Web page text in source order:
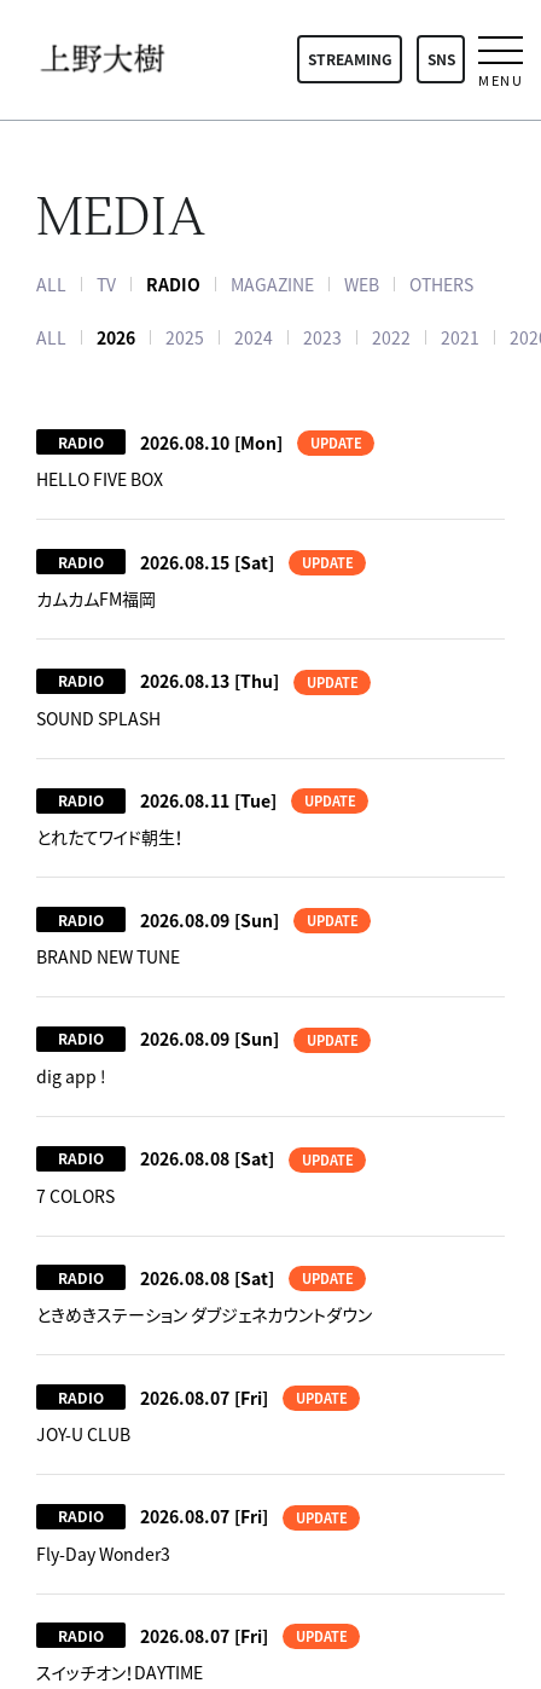
MENU
STREAMING SNS
MEDIA
ALL TV RADIO MAGAZINE WEB OTHERS
ALL 2026 2025 2024 2023 2022 2021
RADIO 2026.08.10 [Mon] UPDATE
HELLO FIVE BOX
RADIO 2026.08.15 [Sat] UPDATE
カムカムFM福岡
RADIO 2026.08.13 [Thu] UPDATE
SOUND SPLASH
RADIO 2026.08.11 [Tue] UPDATE
とれたてワイド朝生！
RADIO 2026.08.09 [Sun] UPDATE
BRAND NEW TUNE
RADIO 2026.08.09 [Sun] UPDATE
dig app !
RADIO 2026.08.08 [Sat] UPDATE
7 COLORS
RADIO 2026.08.08 [Sat] UPDATE
ときめきステーション ダブジェネカウントダウン
RADIO 2026.08.07 [Fri] UPDATE
JOY-U CLUB
RADIO 2026.08.07 [Fri] UPDATE
Fly-Day Wonder3
RADIO 2026.08.07 [Fri] UPDATE
スイッチオン！DAYTIME